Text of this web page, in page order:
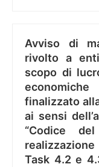
Avviso di
rivolto a
scopo di
finalizzato
ai sensi
“Codice
Task 4.2 e